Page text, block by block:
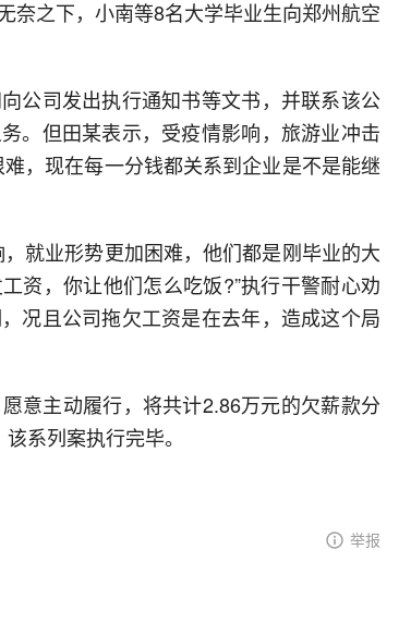
奈之下，小南等8名大学毕业生向郑州航空
公司发出执行通知书等文书，并联系该公
。但田某表示，受疫情影响，旅游业冲击
，现在每一分钱都关系到企业是不是能继
就业形势更加困难，他们都是刚毕业的大
资，你让他们怎么吃饭?”执行干警耐心劝
况且公司拖欠工资是在去年，造成这个局
意主动履行，将共计2.86万元的欠薪款分
系列案执行完毕。
举报